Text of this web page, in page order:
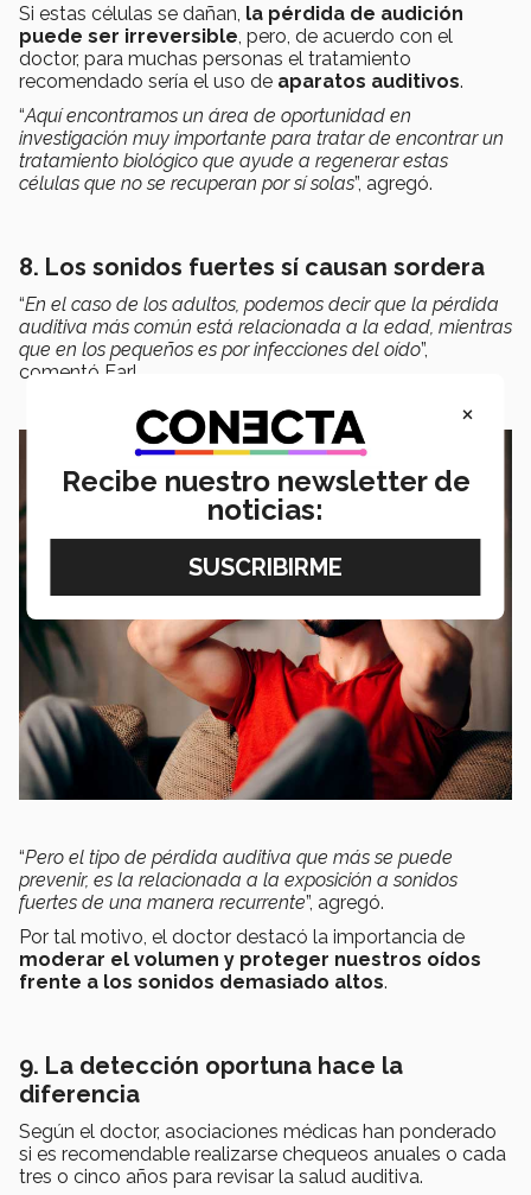
Si estas células se dañan, la pérdida de audición
puede ser irreversible , pero, de acuerdo con el
doctor, para muchas personas el tratamiento
recomendado sería el uso de aparatos auditivos.
“Aquí encontramos un área de oportunidad en
investigación muy importante para tratar de encontrar un
tratamiento biológico que ayude a regenerar estas
células que no se recuperan por sí solas”, agregó.
8. Los sonidos fuertes sí causan sordera
“En el caso de los adultos, podemos decir que la pérdida
auditiva más común está relacionada a la edad, mientras
que en los pequeños es por infecciones del oído”,
comentó Earl.
“Pero el tipo de pérdida auditiva que más se puede
prevenir, es la relacionada a la exposición a sonidos
fuertes de una manera recurrente”, agregó.
Por tal motivo, el doctor destacó la importancia de
moderar el volumen y proteger nuestros oídos
frente a los sonidos demasiado altos.
9. La detección oportuna hace la
diferencia
Según el doctor, asociaciones médicas han ponderado
si es recomendable realizarse chequeos anuales o cada
tres o cinco años para revisar la salud auditiva.
×
Recibe nuestro newsletter de
noticias: